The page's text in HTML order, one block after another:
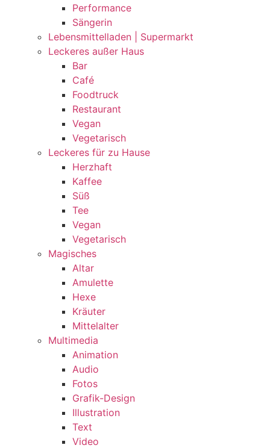
Performance
Sängerin
Lebensmittelladen | Supermarkt
Leckeres außer Haus
Bar
Café
Foodtruck
Restaurant
Vegan
Vegetarisch
Leckeres für zu Hause
Herzhaft
Kaffee
Süß
Tee
Vegan
Vegetarisch
Magisches
Altar
Amulette
Hexe
Kräuter
Mittelalter
Multimedia
Animation
Audio
Fotos
Grafik-Design
Illustration
Text
Video